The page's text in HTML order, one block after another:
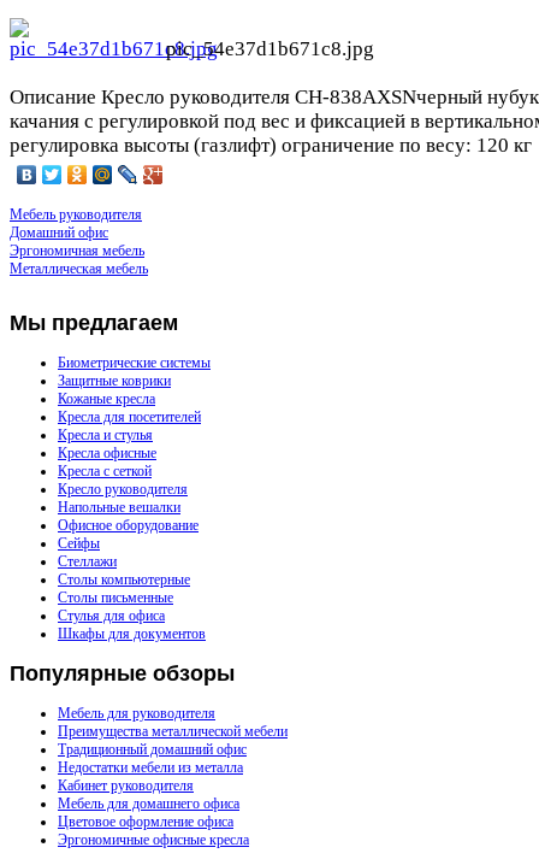
pic_54e37d1b671c8.jpg
Описание Кресло руководителя CH-838AXSNчерный
качания с регулировкой под вес и фиксацией в
регулировка высоты (газлифт) ограничение по весу: 120 кг
Мебель руководителя
Домашний офис
Эргономичная мебель
Металлическая мебель
Мы предлагаем
Биометрические системы
Защитные коврики
Кожаные кресла
Кресла для посетителей
Кресла и стулья
Кресла офисные
Кресла с сеткой
Кресло руководителя
Напольные вешалки
Офисное оборудование
Сейфы
Стеллажи
Столы компьютерные
Столы письменные
Стулья для офиса
Шкафы для документов
Популярные обзоры
Мебель для руководителя
Преимущества металлической мебели
Традиционный домашний офис
Недостатки мебели из металла
Кабинет руководителя
Мебель для домашнего офиса
Цветовое оформление офиса
Эргономичные офисные кресла